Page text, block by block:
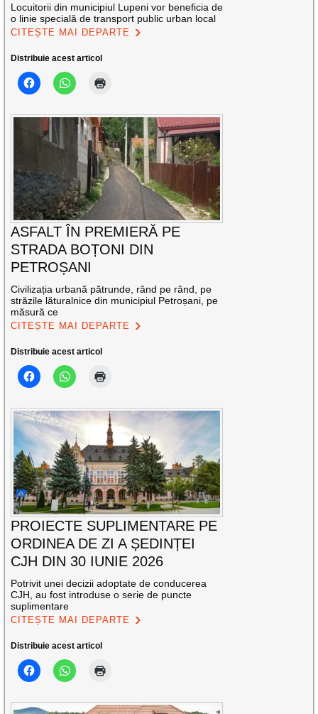
Locuitorii din municipiul Lupeni vor beneficia de
o linie specială de transport public urban local
CITEȘTE MAI DEPARTE
Distribuie acest articol
ASFALT ÎN PREMIERĂ PE
STRADA BOȚONI DIN
PETROȘANI
Civilizația urbană pătrunde, rând pe rând, pe
străzile lăturalnice din municipiul Petroșani, pe
măsură ce
CITEȘTE MAI DEPARTE
Distribuie acest articol
PROIECTE SUPLIMENTARE PE
ORDINEA DE ZI A ȘEDINȚEI
CJH DIN 30 IUNIE 2026
Potrivit unei decizii adoptate de conducerea
CJH, au fost introduse o serie de puncte
suplimentare
CITEȘTE MAI DEPARTE
Distribuie acest articol